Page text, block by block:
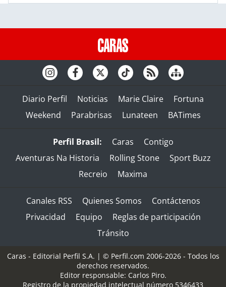
Diario Perfil Noticias Marie Claire
Fortuna
Weekend
Parabrisas Lunateen BATimes
Perfil Brasil: Caras
Contigo
Aventuras Na Historia
Rolling Stone
Sport Buzz
Recreio
Maxima
Canales RSS Quienes Somos
Contáctenos
Privacidad
Equipo
Reglas de participación
Tránsito
Caras - Editorial Perfil S.A. | © Perfil.com 2006-2026 - Todos los
derechos reservados.
Editor responsable: Carlos Piro.
Registro de la propiedad intelectual número 5346433